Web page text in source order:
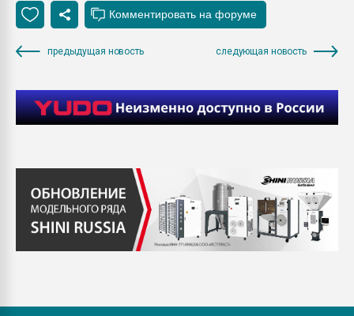
предыдущая новость следующая новость